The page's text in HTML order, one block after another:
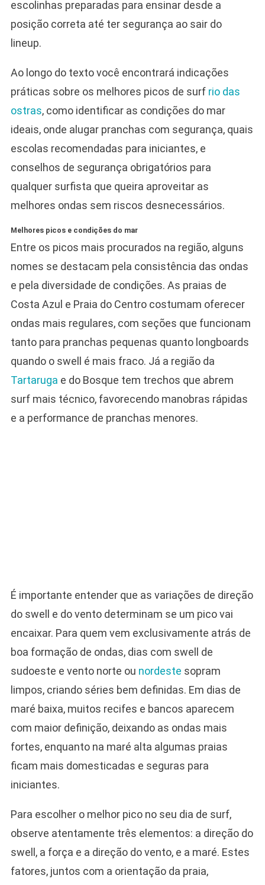
escolinhas preparadas para ensinar desde a
posição correta até ter segurança ao sair do
lineup.
Ao longo do texto você encontrará indicações
práticas sobre os melhores picos de surf rio das
ostras, como identificar as condições do mar
ideais, onde alugar pranchas com segurança, quais
escolas recomendadas para iniciantes, e
conselhos de segurança obrigatórios para
qualquer surfista que queira aproveitar as
melhores ondas sem riscos desnecessários.
Melhores picos e condições do mar
Entre os picos mais procurados na região, alguns
nomes se destacam pela consistência das ondas
e pela diversidade de condições. As praias de
Costa Azul e Praia do Centro costumam oferecer
ondas mais regulares, com seções que funcionam
tanto para pranchas pequenas quanto longboards
quando o swell é mais fraco. Já a região da
Tartaruga e do Bosque tem trechos que abrem
surf mais técnico, favorecendo manobras rápidas
e a performance de pranchas menores.
É importante entender que as variações de direção
do swell e do vento determinam se um pico vai
encaixar. Para quem vem exclusivamente atrás de
boa formação de ondas, dias com swell de
sudoeste e vento norte ou nordeste sopram
limpos, criando séries bem definidas. Em dias de
maré baixa, muitos recifes e bancos aparecem
com maior definição, deixando as ondas mais
fortes, enquanto na maré alta algumas praias
ficam mais domesticadas e seguras para
iniciantes.
Para escolher o melhor pico no seu dia de surf,
observe atentamente três elementos: a direção do
swell, a força e a direção do vento, e a maré. Estes
fatores, juntos com a orientação da praia,